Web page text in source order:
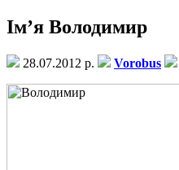
Ім’я Володимир
28.07.2012 р. Vorobus